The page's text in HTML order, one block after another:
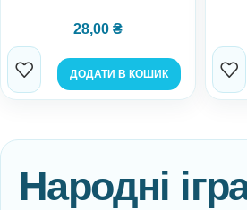
28,00 ₴
ДОДАТИ В КОШИК
Народні